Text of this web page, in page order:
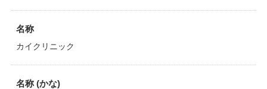
名称
カイクリニック
名称 (かな)